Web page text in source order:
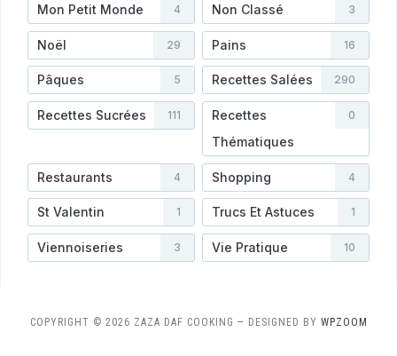
Mon Petit Monde 4 Non Classé 3
Noël 29 Pains 16
Pâques 5 Recettes Salées 290
Recettes Sucrées 111
Recettes
Thématiques
0
Restaurants 4 Shopping 4
St Valentin 1 Trucs Et Astuces 1
Viennoiseries 3 Vie Pratique 10
COPYRIGHT © 2026 ZAZA DAF COOKING — DESIGNED BY WPZOOM